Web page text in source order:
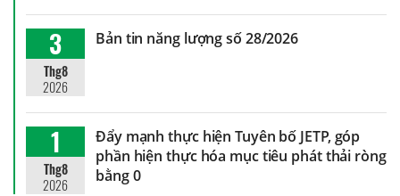
3
Thg8
2026
Bản tin năng lượng số 28/2026
1
Thg8
2026
Đẩy mạnh thực hiện Tuyên bố JETP, góp
phần hiện thực hóa mục tiêu phát thải ròng
bằng 0